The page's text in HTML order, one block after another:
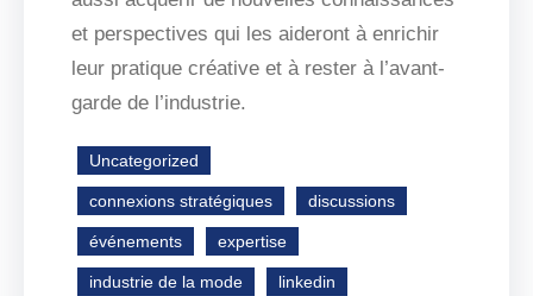
et perspectives qui les aideront à enrichir
leur pratique créative et à rester à l’avant-
garde de l’industrie.
Uncategorized
connexions stratégiques discussions
événements expertise
industrie de la mode linkedin